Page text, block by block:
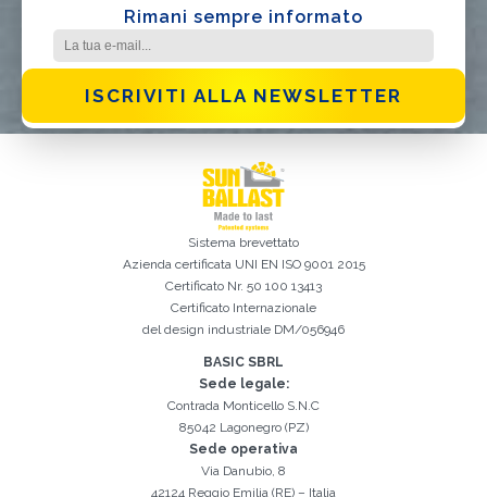
Rimani sempre informato
ISCRIVITI ALLA NEWSLETTER
Iscrizione effettuata con successo. Verificare la propria casella e-
Sistema brevettato
Azienda certificata UNI EN ISO 9001 2015
Certificato Nr. 50 100 13413
Certificato Internazionale
del design industriale DM/056946
BASIC SBRL
Sede legale:
Contrada Monticello S.N.C
85042 Lagonegro (PZ)
Sede operativa
Via Danubio, 8
42124 Reggio Emilia (RE) – Italia